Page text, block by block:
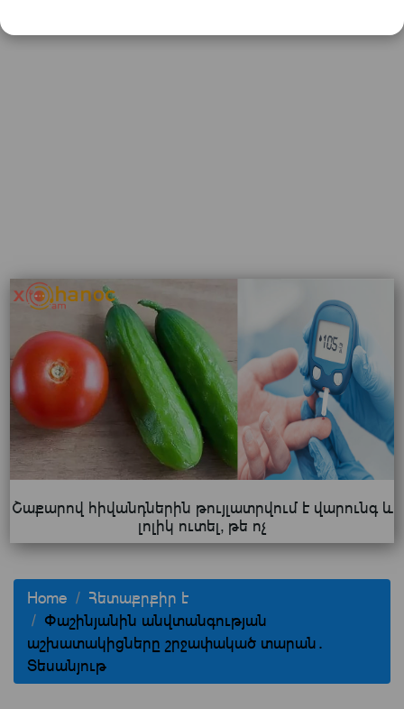
Շաքարով հիվանդներին թույլատրվում է վարունգ և
լոլիկ ուտել, թե ոչ
Home
Հետաքրքիր է
Փաշինյանին անվտանգության
աշխատակիցները շրջափակած տարան․
Տեսանյութ